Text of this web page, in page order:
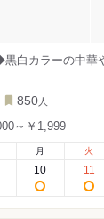
黒白カラーの中華
850 人
～￥1,999
月
10
火
11